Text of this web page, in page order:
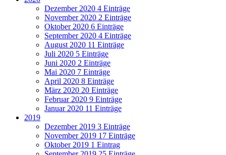
Dezember 2020 4 Einträge
November 2020 2 Einträge
Oktober 2020 6 Einträge
September 2020 4 Einträge
August 2020 11 Einträge
Juli 2020 5 Einträge
Juni 2020 2 Einträge
Mai 2020 7 Einträge
April 2020 8 Einträge
März 2020 20 Einträge
Februar 2020 9 Einträge
Januar 2020 11 Einträge
2019
Dezember 2019 3 Einträge
November 2019 17 Einträge
Oktober 2019 1 Eintrag